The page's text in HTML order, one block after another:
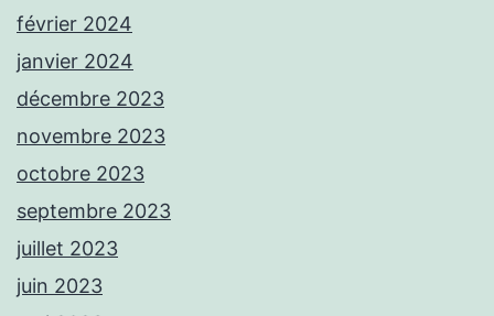
février 2024
janvier 2024
décembre 2023
novembre 2023
octobre 2023
septembre 2023
juillet 2023
juin 2023